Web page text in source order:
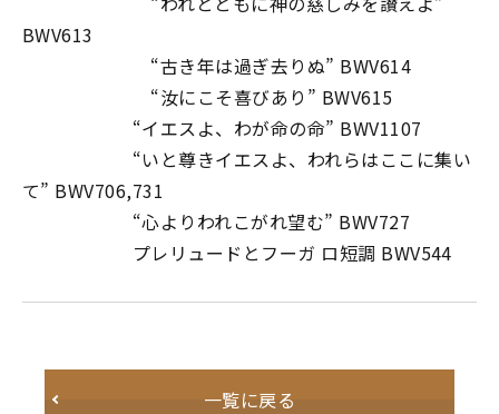
BWV613
“古き年は過ぎ去りぬ” BWV614
“汝にこそ喜びあり” BWV615
“イエスよ、わが命の命” BWV1107
“いと尊きイエスよ、われらはここに集い
て” BWV706,731
“心よりわれこがれ望む” BWV727
プレリュードとフーガ ロ短調 BWV544
一覧に戻る